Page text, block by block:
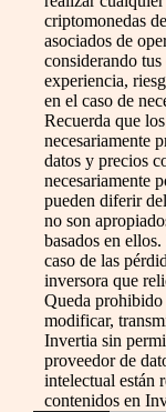
criptomonedas
asociados de
considerando
experiencia,
en el caso de
Recuerda que
necesariamente
datos y precios
necesariamente
pueden diferir
no son
basados en
caso de las
inversora que
Queda prohibido
modificar,
Invertia sin
proveedor de
intelectual están
contenidos en